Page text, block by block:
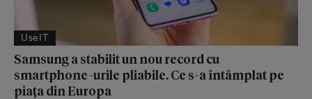
UseIT
Samsung a stabilit un nou record cu
smartphone-urile pliabile. Ce s-a întâmplat pe
piața din Europa